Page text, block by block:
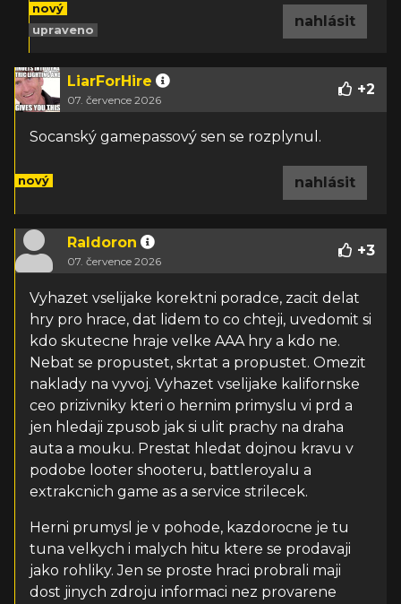
nový
upraveno
nahlásit
LiarForHire
07. července 2026
+2
Socanský gamepassový sen se rozplynul.
nový nahlásit
Raldoron
07. července 2026
+3
Vyhazet vselijake korektni poradce, zacit delat
hry pro hrace, dat lidem to co chteji, uvedomit si
kdo skutecne hraje velke AAA hry a kdo ne.
Nebat se propustet, skrtat a propustet. Omezit
naklady na vyvoj. Vyhazet vselijake kalifornske
ceo prizivniky kteri o hernim primyslu vi prd a
jen hledaji zpusob jak si ulit prachy na draha
auta a mouku. Prestat hledat dojnou kravu v
podobe looter shooteru, battleroyalu a
extrakcnich game as a service strilecek.
Herni prumysl je v pohode, kazdorocne je tu
tuna velkych i malych hitu ktere se prodavaji
jako rohliky. Jen se proste hraci probrali maji
dost jinych zdroju informaci nez provarene